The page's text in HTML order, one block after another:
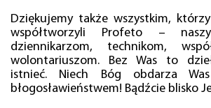
Dziękujemy także wszystkim,
współtworzyli Profeto –
dziennikarzom, technikom,
wolontariuszom. Bez Was to
istnieć. Niech Bóg obdarza
błogosławieństwem! Bądźcie blisko